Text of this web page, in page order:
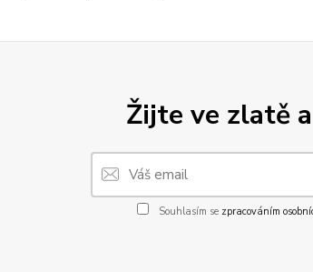
Žijte ve zlatě
Souhlasím se zpracováním